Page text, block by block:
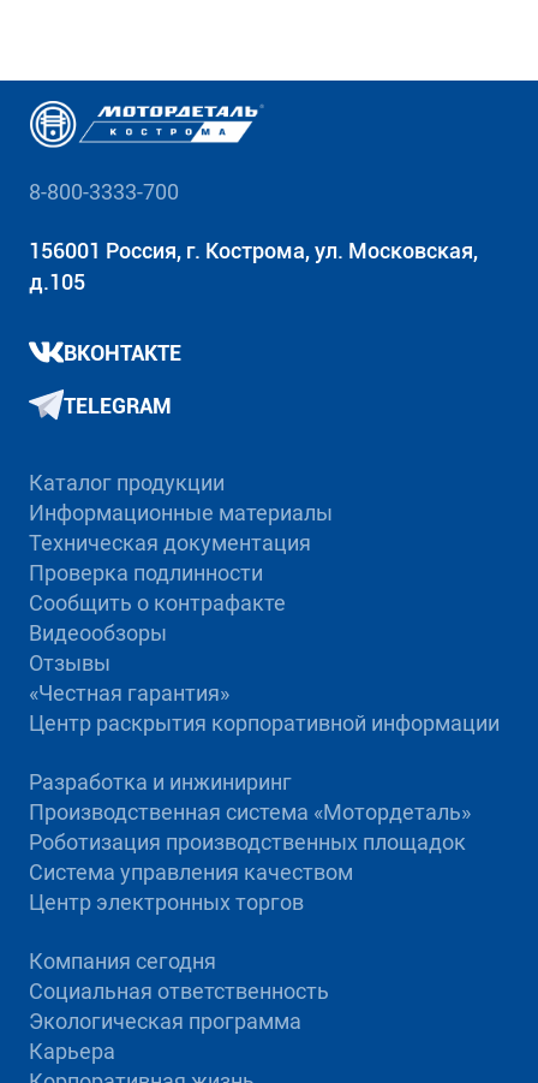
8-800-3333-700
156001 Россия, г. Кострома, ул. Московская,
д.105
ВКОНТАКТЕ
TELEGRAM
Каталог продукции
Информационные материалы
Техническая документация
Проверка подлинности
Сообщить о контрафакте
Видеообзоры
Отзывы
«Честная гарантия»
Центр раскрытия корпоративной информации
Разработка и инжиниринг
Производственная система «Mотордеталь»
Роботизация производственных площадок
Система управления качеством
Центр электронных торгов
Компания сегодня
Социальная ответственность
Экологическая программа
Карьера